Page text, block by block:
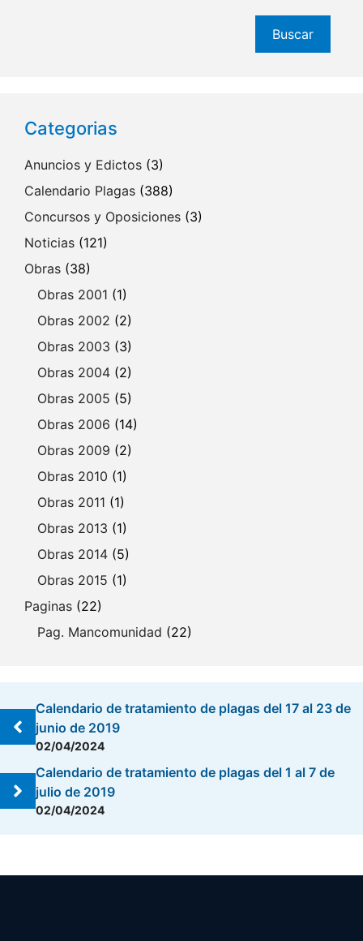
Buscar
Categorias
Anuncios y Edictos (3)
Calendario Plagas (388)
Concursos y Oposiciones (3)
Noticias (121)
Obras (38)
Obras 2001 (1)
Obras 2002 (2)
Obras 2003 (3)
Obras 2004 (2)
Obras 2005 (5)
Obras 2006 (14)
Obras 2009 (2)
Obras 2010 (1)
Obras 2011 (1)
Obras 2013 (1)
Obras 2014 (5)
Obras 2015 (1)
Paginas (22)
Pag. Mancomunidad (22)
Calendario de tratamiento de plagas del 17 al 23 de
junio de 2019
02/04/2024
Calendario de tratamiento de plagas del 1 al 7 de
julio de 2019
02/04/2024